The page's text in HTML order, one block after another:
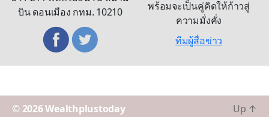
บิน ดอนเมือง กทม. 10210
พร้อมจะเป็นคู่คิดให้ก้าวสู่
ความมั่งคั่ง
ทีมผู้สื่อข่าว
© 2026Wealthplustoday Up ↑